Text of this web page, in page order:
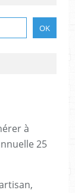
à
25